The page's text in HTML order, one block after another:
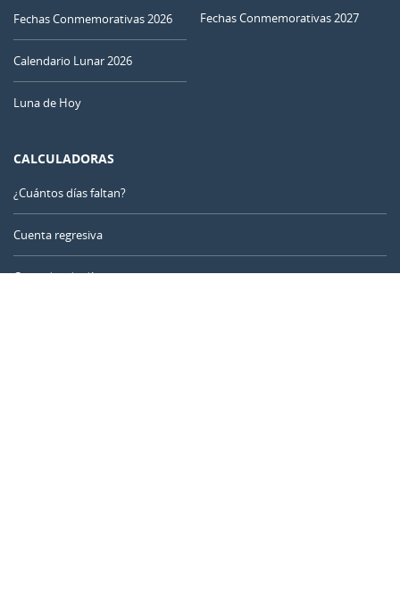
Fechas Conmemorativas 2026
Calendario Lunar 2026
Luna de Hoy
Fechas Conmemorativas 2027
CALCULADORAS
¿Cuántos días faltan?
Cuenta regresiva
Contador de días